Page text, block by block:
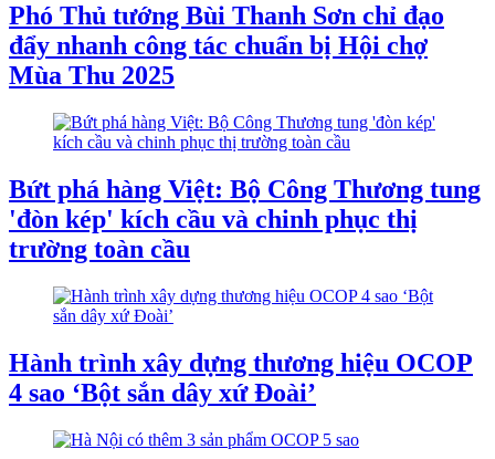
Phó Thủ tướng Bùi Thanh Sơn chỉ đạo
đẩy nhanh công tác chuẩn bị Hội chợ
Mùa Thu 2025
Bứt phá hàng Việt: Bộ Công Thương tung
'đòn kép' kích cầu và chinh phục thị
trường toàn cầu
Hành trình xây dựng thương hiệu OCOP
4 sao ‘Bột sắn dây xứ Đoài’